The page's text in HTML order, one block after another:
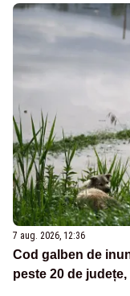
7 aug. 2026, 12:36
Cod galben de
peste 20 de